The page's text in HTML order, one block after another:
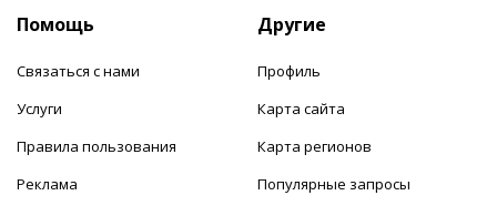
Помощь
Связаться с нами
Услуги
Правила пользования
Реклама
Другие
Профиль
Карта сайта
Карта регионов
Популярные запросы